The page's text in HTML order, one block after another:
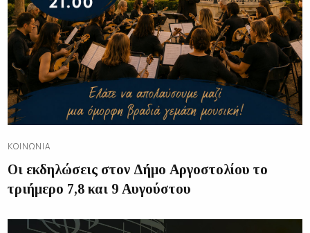
ΚΟΙΝΩΝΊΑ
Οι εκδηλώσεις στον Δήμο Αργοστολίου το
τριήμερο 7,8 και 9 Αυγούστου